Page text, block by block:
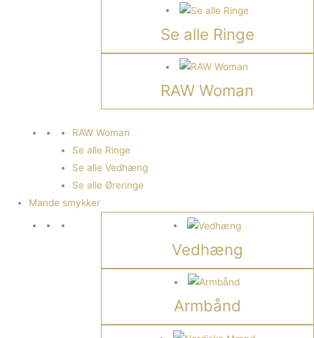
Se alle Ringe
RAW Woman
RAW Woman
Se alle Ringe
Se alle Vedhæng
Se alle Øreringe
Mande smykker
Vedhæng
Armbånd